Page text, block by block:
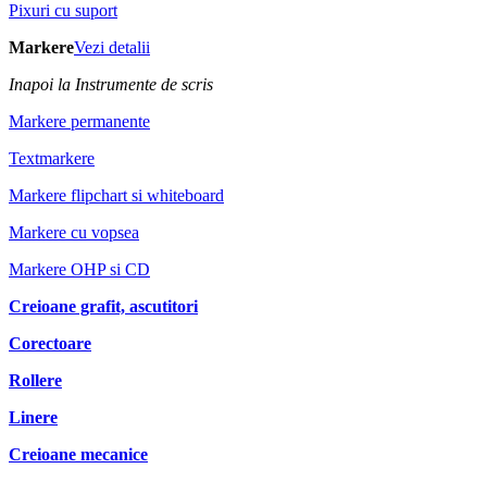
Pixuri cu suport
MarkereVezi detalii
Inapoi la Instrumente de scris
Markere permanente
Textmarkere
Markere flipchart si whiteboard
Markere cu vopsea
Markere OHP si CD
Creioane grafit, ascutitori
Corectoare
Rollere
Linere
Creioane mecanice